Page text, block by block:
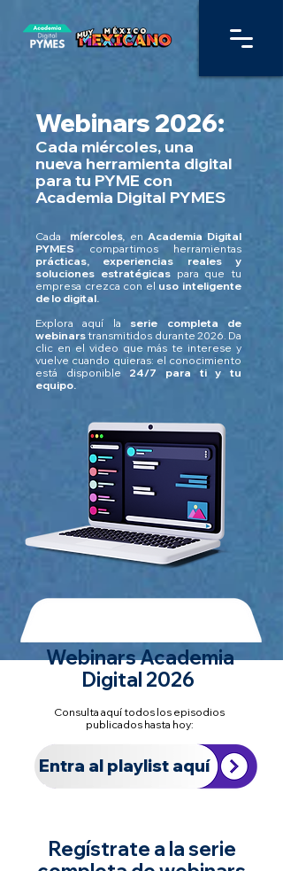
Webinars 2026:
Cada miércoles, una
nueva herramienta digital
para tu PYME con
Academia Digital PYMES
Cada míercoles, en Academia Digital
PYMES compartimos herramientas
prácticas, experiencias reales y
soluciones estratégicas para que tu
empresa crezca con el uso inteligente
de lo digital.
Explora aquí la serie completa de
webinarstransmitidos durante 2026. Da
clic en el video que más te interese y
vuelve cuando quieras: el conocimiento
está disponible 24/7 para ti y tu
equipo.
Webinars Academia
Digital 2026
Consulta aquí todos los episodios
publicados hasta hoy:
Entra al playlist aquí
Regístrate a la serie